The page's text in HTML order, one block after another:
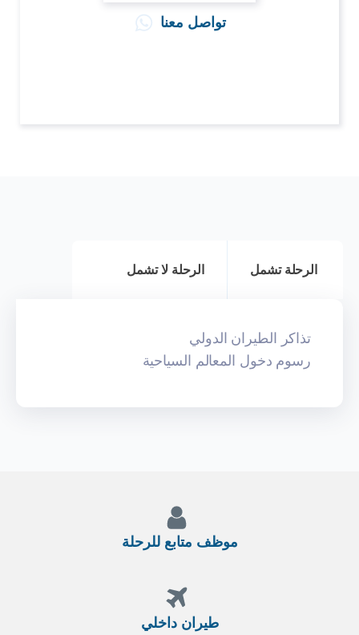
تواصل معنا
الرحلة لا تشمل
تذاكر الطيران الدولي
رسوم دخول المعالم السياحية
موظف متابع للرحلة
طيران داخلي